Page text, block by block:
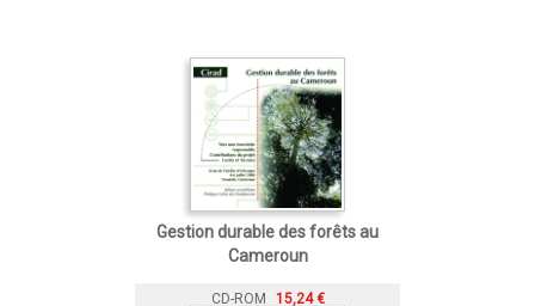
Gestion durable des forêts au
Cameroun
CD-ROM 15,24 €